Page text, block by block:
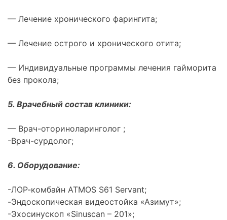
— Лечение хронического фарингита;
— Лечение острого и хронического отита;
— Индивидуальные программы лечения гайморита
без прокола;
5. Врачебный состав клиники:
— Врач-оториноларинголог ;
-Врач-сурдолог;
6. Оборудование:
-ЛОР-комбайн ATMOS S61 Servant;
-Эндоскопическая видеостойка «Азимут»;
-Эхосинускоп «Sinuscan – 201»;